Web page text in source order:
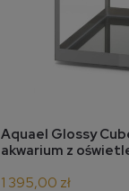
Aquael Glossy
akwarium z
1 395,00 zł